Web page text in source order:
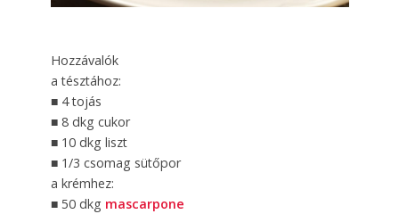
Hozzávalók
a tésztához:
■ 4 tojás
■ 8 dkg cukor
■ 10 dkg liszt
■ 1/3 csomag sütőpor
a krémhez:
■ 50 dkg mascarpone